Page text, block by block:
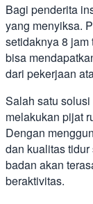
Bagi penderita
yang menyiksa.
setidaknya 8
bisa
dari pekerjaan
Salah satu
melakukan pijat
Dengan
dan kualitas
badan akan
beraktivitas.